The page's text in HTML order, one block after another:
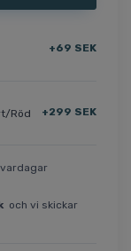
+69 SEK
Röd +299 SEK
och vi skickar